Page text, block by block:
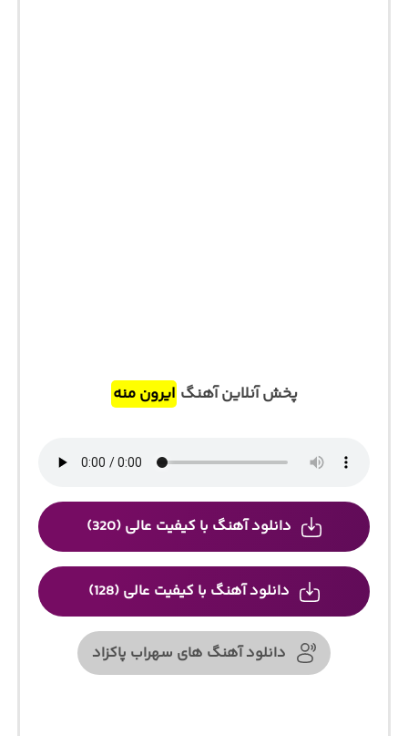
پخش آنلاین آهنگ ایرون منه
دانلود آهنگ با کیفیت عالی (320)
دانلود آهنگ با کیفیت عالی (128)
دانلود آهنگ های سهراب پاکزاد